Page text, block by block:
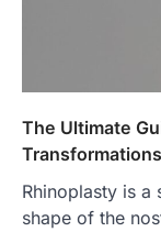
The Ultimate
Transformations
Rhinoplasty is a
shape of the